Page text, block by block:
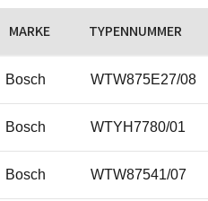
MARKE TYPENNUMMER
Bosch WTW875E27/08
Bosch WTYH7780/01
Bosch WTW87541/07